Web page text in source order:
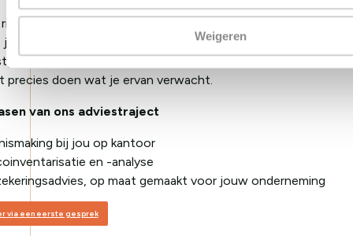
Weigeren
wel of niet wil verzekeren, bepaal jij zelf. Wij staan
je ervoor om risico’s (deels) af te dekken, dan zorgen wij dat
Onze focus ligt daarbij altijd op het voorkomen van
precies doen wat je ervan verwacht.
van ons adviestraject
bij jou op kantoor
en -analyse
op maat gemaakt voor jouw onderneming
via een eerste gesprek